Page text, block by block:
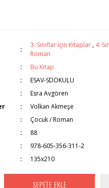
3. Sınıflar İçin Kitaplar , 4.
Roman
Bu Kitap
ESAV-SDOKULU
Esra Avgören
Volkan Akmeşe
Çocuk / Roman
88
978-605-356-311-2
135x210
SEPETE EKLE